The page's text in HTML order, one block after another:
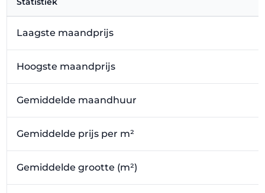
Laagste maandprijs
Hoogste maandprijs
Gemiddelde maandhuur
Gemiddelde prijs per m²
Gemiddelde grootte (m²)